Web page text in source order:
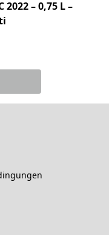
2022 – 0,75 L –